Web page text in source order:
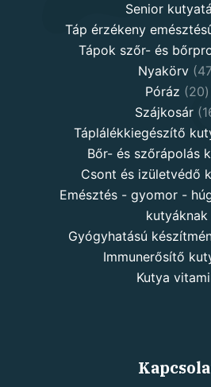
Senior
Táp érzékeny
Tápok szőr- és
Nyakörv 47
Póráz 20
Szájkosár
Táplálékkiegészítő
Bőr- és szőrápolás
Csont és izületvédő
Emésztés - gyomor -
kutyáknak
Gyógyhatású
Immunerősítő
Kutya